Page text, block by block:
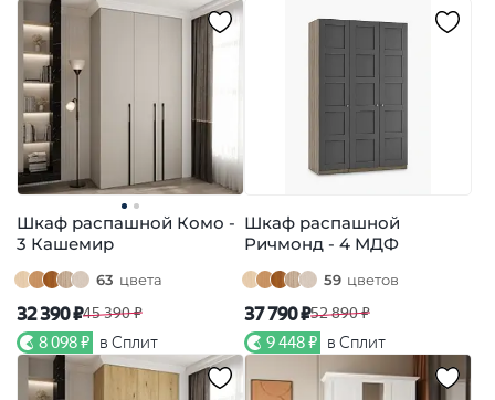
Шкаф распашной Комо -
3 Кашемир
63 цвета
32 390 ₽45 390 ₽
8 098 ₽ в Сплит
Шкаф распашной
Ричмонд - 4 МДФ
59 цветов
37 790 ₽52 890 ₽
9 448 ₽ в Сплит